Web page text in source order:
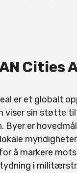
Cities
er et globalt
viser sin støtte
Byer er
å markere
i